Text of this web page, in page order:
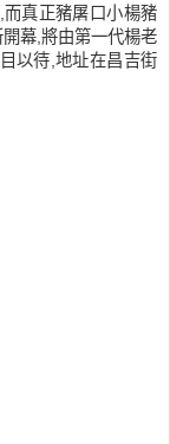
真正豬屠口小楊豬
幕,將由第一代楊老
以待,地址在昌吉街